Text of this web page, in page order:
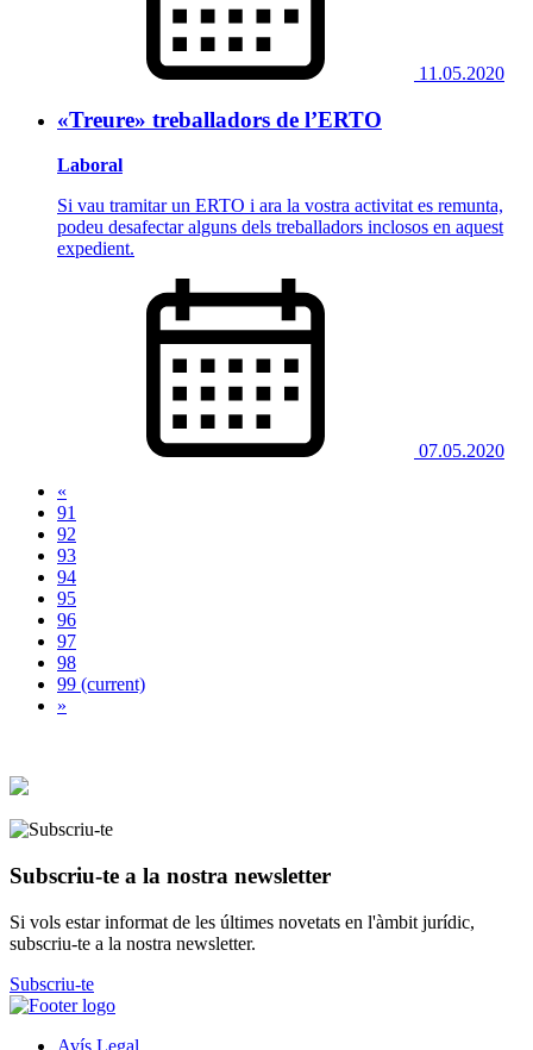
11.05.2020
«Treure» treballadors de l’ERTO
Laboral
Si vau tramitar un ERTO i ara la vostra activitat es remunta,
podeu desafectar alguns dels treballadors inclosos en aquest
expedient.
07.05.2020
«
91
92
93
94
95
96
97
98
99 (current)
»
Subscriu-te a la nostra newsletter
Si vols estar informat de les últimes novetats en l'àmbit jurídic,
subscriu-te a la nostra newsletter.
Subscriu-te
Avís Legal